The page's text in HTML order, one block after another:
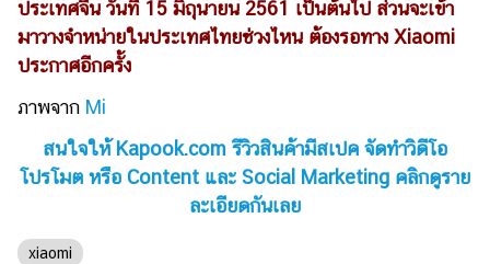
ประเทศจีน วันที่ 15 มิถุนายน 2561 เป็นต้นไป ส่วนจะเข้า
มาวางจำหน่ายในประเทศไทยช่วงไหน ต้องรอทาง Xiaomi
ประกาศอีกครั้ง
ภาพจาก Mi
สนใจให้ Kapook.com รีวิวสินค้ามีสเปค จัดทำวิดีโอ
โปรโมต หรือ Content และ Social Marketing คลิกดูราย
ละเอียดกันเลย
xiaomi